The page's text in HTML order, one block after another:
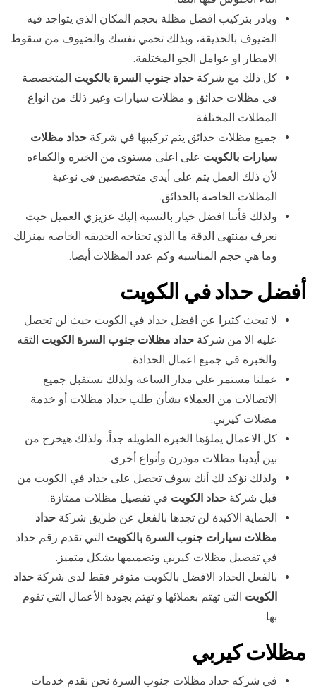
وبادر بتركيب افضل مظلة بحجم المكان الذي يتواجد فيه
الضيوف بالحديقة، وبذلك تحمي نفسك والضيوف من سقوط
الامطار او عوامل الجو المختلفة.
كل ذلك مع شركة حداد جنوب السرة بالكويت المتخصصة
في مظلات حدائق و مظلات سيارات وغير ذلك من انواع
المظلات المختلفة.
جميع مظلات حدائق يتم تركيبها في شركة حداد مظلات
سيارات بالكويت على اعلى مستوى من الخبره والكفاءه
لأن ذلك العمل يتم على أيدي متخصصين في نوعية
المظلات الخاصة بالحدائق.
ولذلك فأننا افضل خيار بالنسبة إليك عزيزي العميل حيث
نعرف بمنتهى الدقة ما الذي تحتاجه الحديقه الخاصه بمنزلك
وما هي حجم المناسبه وكم عدد المظلات أيضا.
أفضل حداد في الكويت
لا تبحث كثيرا عن افضل حداد في الكويت حيث لن تحصل
عليه الا من شركة حداد مظلات جنوب السرة الكويت الثقه
والخبره في جميع اعمال الحدادة.
عملنا مستمر على مدار الساعة ولذلك نستقبل جميع
الاتصالات من العملاء بشأن طلب حداد مظلات أو خدمة
مضلات كيربي.
كل الاعمال يملؤها الخبره الطويله جداً، ولذلك هيخرج من
بين أيدينا مظلات مودرن وأنواع أخرى.
ولذلك نؤكد لك أنك سوف تحصل على حداد في الكويت من
قبل شركة حداد الكويت في تفصيل مظلات ممتازة.
الحماية الاكيدة لن تجدها بالفعل عن طريق شركة حداد
مظلات سيارات جنوب السرة بالكويت التي تقدم رقم حداد
في تفصيل مظلات كيربي وتصميمها بشكل متميز.
بالفعل الحداد الافضل بالكويت متوفر فقط لدى شركة حداد
الكويت التي تهتم بعملائها و تهتم بجودة الأعمال التي تقوم
بها.
مظلات كيربي
في شركه حداد مظلات جنوب السرة نحن نقدم خدمات